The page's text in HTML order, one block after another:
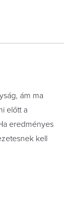
ám ma
előtt a
eredményes
kell